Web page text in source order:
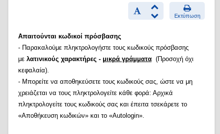
Εκτύπωση
Απαιτούνται κωδικοί πρόσβασης
- Παρακαλούμε πληκτρολογήστε τους κωδικούς πρόσβασης
με λατινικούς χαρακτήρες - μικρά γράμματα(Προσοχή όχι
κεφαλαία).
- Μπορείτε να αποθηκεύσετε τους κωδικούς σας, ώστε να μη
χρειάζεται να τους πληκτρολογείτε κάθε φορά: Αρχικά
πληκτρολογείτε τους κωδικούς σας και έπειτα τσεκάρετε το
«Αποθήκευση κωδικών» και το «Autologin».